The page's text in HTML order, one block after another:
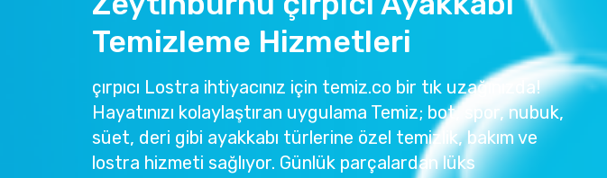
Temizleme Hizmetleri
çırpıcı Lostra ihtiyacınız için temiz.co bir tık uzağınızda!
Hayatınızı kolaylaştıran uygulama Temiz; bot, spor, nubuk,
süet, deri gibi ayakkabı türlerine özel temizlik, bakım ve
lostra hizmeti sağlıyor. Günlük parçalardan lüks